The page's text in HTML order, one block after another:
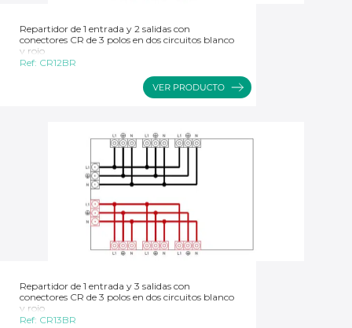
Repartidor de 1 entrada y 2 salidas con
conectores CR de 3 polos en dos circuitos blanco
y rojo
Ref: CR12BR
Repartidor de 1 entrada y 3 salidas con
conectores CR de 3 polos en dos circuitos blanco
y rojo
Ref: CR13BR